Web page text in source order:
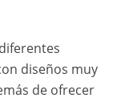
diseños muy
de ofrecer